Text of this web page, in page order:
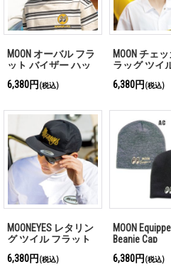
MOON オーバル フラ
ット バイザー ハッ
6,380円 (税込)
MOON チェ
ラッグ ツイ
6,380円 (税込)
MOONEYES レタリン
グ ツイル フラット
バイザー キャップ
6,380円 (税込)
MOON
Beanie Cap
6,380円 (税込)